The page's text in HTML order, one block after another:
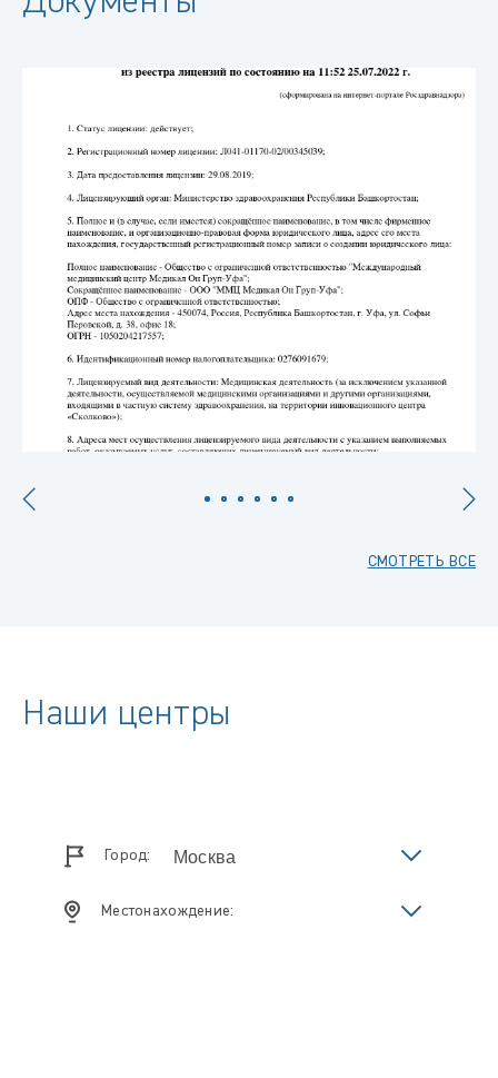
СМОТРЕТЬ ВСЕ
Наши центры
Город:
Местонахождение: